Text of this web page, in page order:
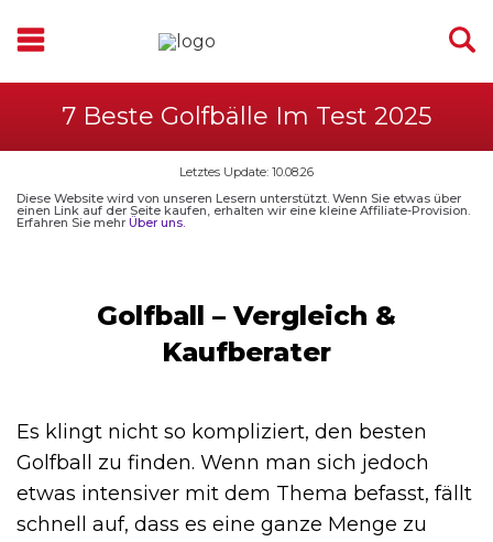
7 Beste Golfbälle Im Test 2025
Letztes Update: 10.08.26
Diese Website wird von unseren Lesern unterstützt. Wenn Sie etwas über
einen Link auf der Seite kaufen, erhalten wir eine kleine Affiliate-Provision.
Erfahren Sie mehr Über uns.
Golfball – Vergleich &
Kaufberater
Es klingt nicht so kompliziert, den besten
Golfball zu finden. Wenn man sich jedoch
etwas intensiver mit dem Thema befasst, fällt
schnell auf, dass es eine ganze Menge zu